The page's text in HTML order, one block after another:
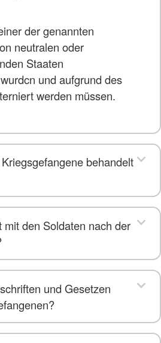
der genannten
neutralen oder
Staaten
und aufgrund des
werden müssen.
behandelt
mit den Soldaten nach der
und Gesetzen